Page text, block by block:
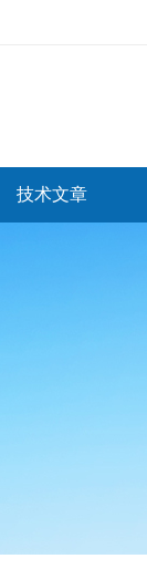
技术文章